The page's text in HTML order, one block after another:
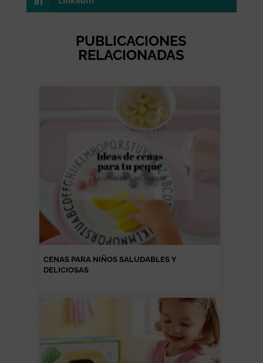
PUBLICACIONES
RELACIONADAS
CENAS PARA NIÑOS SALUDABLES Y
DELICIOSAS